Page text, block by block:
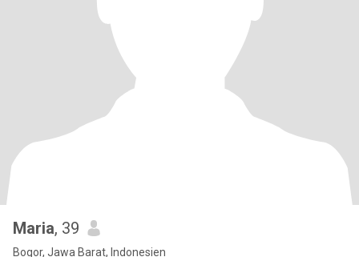
Maria, 39
Bogor, Jawa Barat, Indonesien